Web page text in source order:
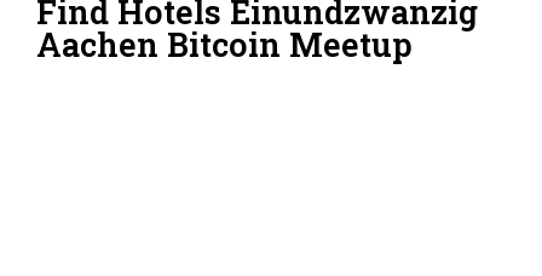
Find Hotels Einundzwanzig
Aachen Bitcoin Meetup